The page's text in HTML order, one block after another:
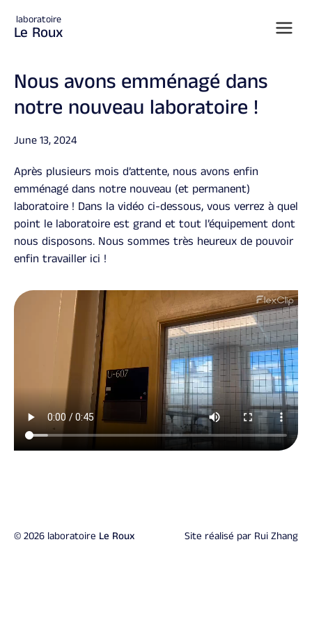
laboratoire
Le Roux
Nous avons emménagé dans
notre nouveau laboratoire !
Posted on
June 13, 2024
Après plusieurs mois d’attente, nous avons enfin
emménagé dans notre nouveau (et permanent)
laboratoire ! Dans la vidéo ci-dessous, vous verrez à quel
point le laboratoire est grand et tout l’équipement dont
nous disposons. Nous sommes très heureux de pouvoir
enfin travailler ici !
© 2026 laboratoire Le Roux Site réalisé par Rui Zhang